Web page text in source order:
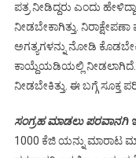
ಪತ್ರ ನೀಡಿದ್ದರು ಎಂದು
ನೀಡಬೇಕಾಗಿತ್ತು.
ಅಗತ್ಯಗಳನ್ನು ನೋಡಿ
ಕಾಯ್ದೆಯಡಿಯಲ್ಲಿ ನೀಡಲಾಗಿದೆ.
ನೀಡಬೇಕಿತ್ತು. ಈ ಬಗ್ಗೆ ಸೂಕ್ತ
ಸಂಗ್ರಹ ಮಾಡಲು ಪರವಾನಗಿ
1000 ಕೆಜಿ ಯನ್ನು ಮಾರಾಟ